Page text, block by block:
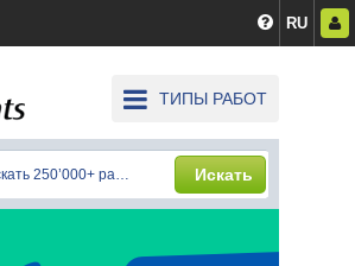
RU
ТИПЫ РАБОТ
Искать